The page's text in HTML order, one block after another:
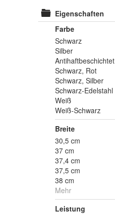
Eigenschaften
Farbe
Schwarz
Silber
Antihaftbeschichtet
Schwarz, Rot
Schwarz, Silber
Schwarz-Edelstahl
Weiß
Weiß-Schwarz
Breite
30,5 cm
37 cm
37,4 cm
37,5 cm
38 cm
Mehr
Leistung